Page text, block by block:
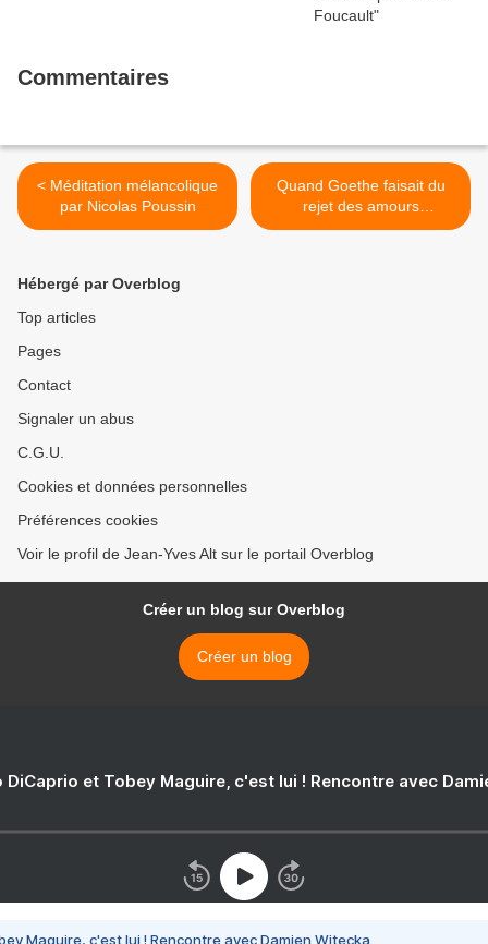
Commentaires
< Méditation mélancolique
par Nicolas Poussin
Quand Goethe faisait du
rejet des amours
masculines une conquête
Hébergé par Overblog
Top articles
Pages
Contact
Signaler un abus
C.G.U.
Cookies et données personnelles
Préférences cookies
Voir le profil de Jean-Yves Alt sur le portail Overblog
Créer un blog sur Overblog
Créer un blog
DiCaprio et Tobey Maguire, c'est lui ! Rencontre avec
Maguire, c'est lui ! Rencontre avec Damien Witecka